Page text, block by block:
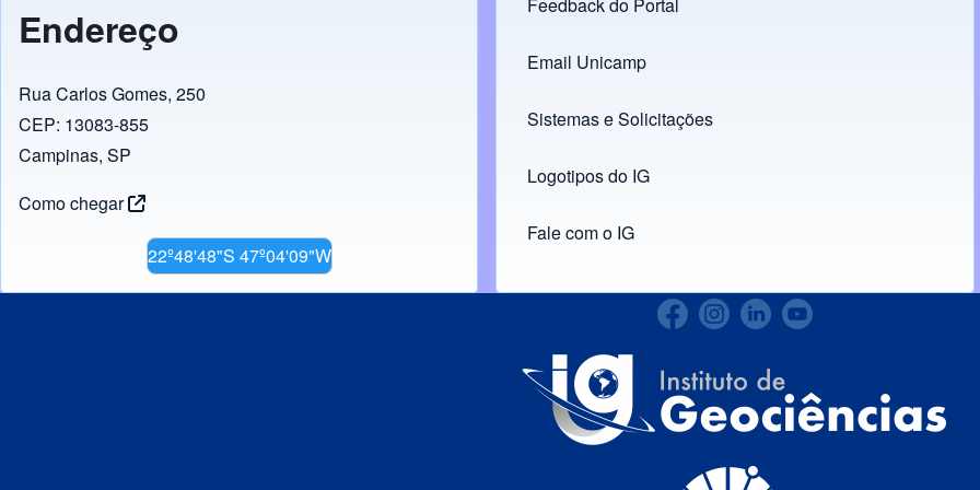
Endereço
Rua Carlos Gomes, 250
CEP: 13083-855
Campinas, SP
Como chegar
22º48'48"S 47º04'09"W
Footer menu
Feedback do Portal
Links
Email Unicamp
(opens in new tab)
Sistemas e Solicitações
(opens in new tab)
Logotipos do IG
(opens in new tab)
Fale com o IG